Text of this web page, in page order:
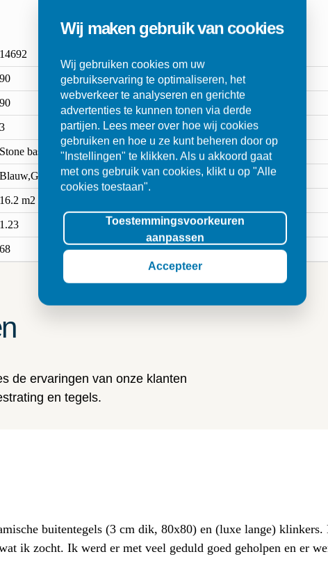
14692
90
90
3
Stone base
Blauw,Grijs
16.2 m2
1.23
68
de ervaringen van onze klanten
en tegels.
buitentegels (3 cm dik, 80x80) en (luxe lange)
ik zocht. Ik werd er met veel geduld goed geholpen en er
Wij maken gebruik van cookies
Wij gebruiken cookies om uw
gebruikservaring te optimaliseren, het
webverkeer te analyseren en gerichte
advertenties te kunnen tonen via derde
partijen. Lees meer over hoe wij cookies
gebruiken en hoe u ze kunt beheren door op
"Instellingen" te klikken. Als u akkoord gaat
met ons gebruik van cookies, klikt u op "Alle
cookies toestaan".
Toestemmingsvoorkeuren
aanpassen
Accepteer